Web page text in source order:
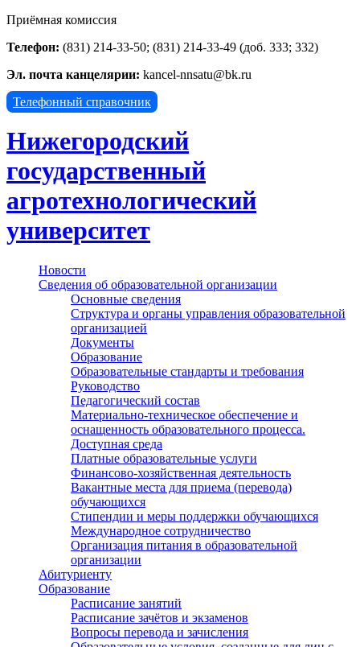
Приёмная комиссия
Телефон: (831) 214-33-50; (831) 214-33-49 (доб. 333; 332)
Эл. почта канцелярии: kancel-nnsatu@bk.ru
Телефонный справочник
Нижегородский
государственный
агротехнологический
университет
Новости
Сведения об образовательной организации
Основные сведения
Структура и органы управления образовательной
организацией
Документы
Образование
Образовательные стандарты и требования
Руководство
Педагогический состав
Материально-техническое обеспечение и
оснащенность образовательного процесса.
Доступная среда
Платные образовательные услуги
Финансово-хозяйственная деятельность
Вакантные места для приема (перевода)
обучающихся
Стипендии и меры поддержки обучающихся
Международное сотрудничество
Организация питания в образовательной
организации
Абитуриенту
Образование
Расписание занятий
Расписание зачётов и экзаменов
Вопросы перевода и зачисления